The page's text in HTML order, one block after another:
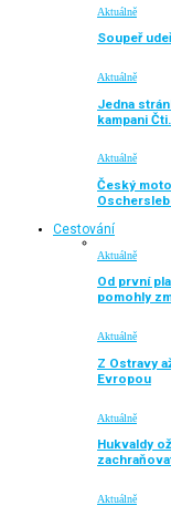
Aktuálně
Soupeř
Aktuálně
Jedna
kampani
Aktuálně
Český
Cestování
Aktuálně
Od první
pomohly
Aktuálně
Z Ostravy
Evropou
Aktuálně
Hukvaldy
Aktuálně